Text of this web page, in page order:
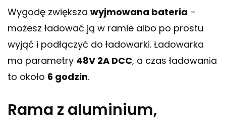
Wygodę zwiększa wyjmowana bateria –
możesz ładować ją w ramie albo po prostu
wyjąć i podłączyć do ładowarki. Ładowarka
ma parametry 48V 2A DCC, a czas ładowania
to około 6 godzin.
Rama z aluminium,